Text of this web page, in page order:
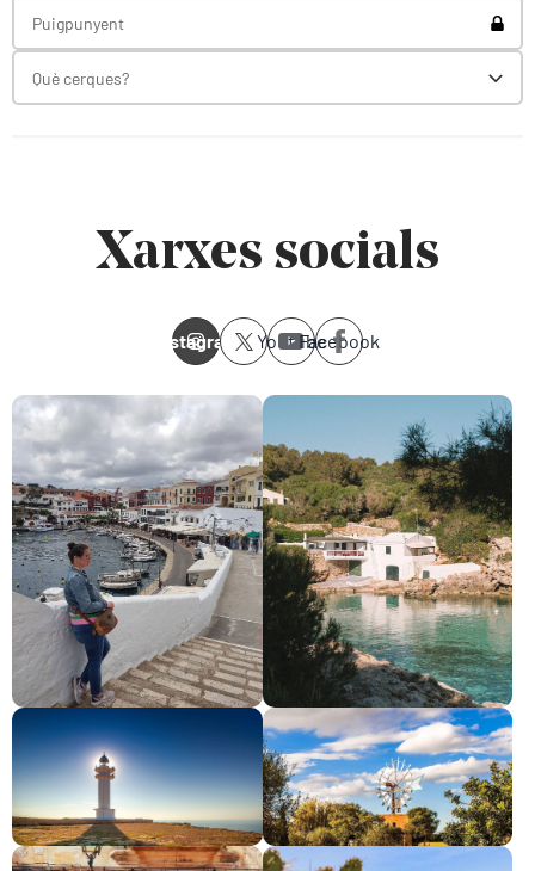
Puigpunyent
Què cerques?
Xarxes socials
Instagram YoutubeFacebook